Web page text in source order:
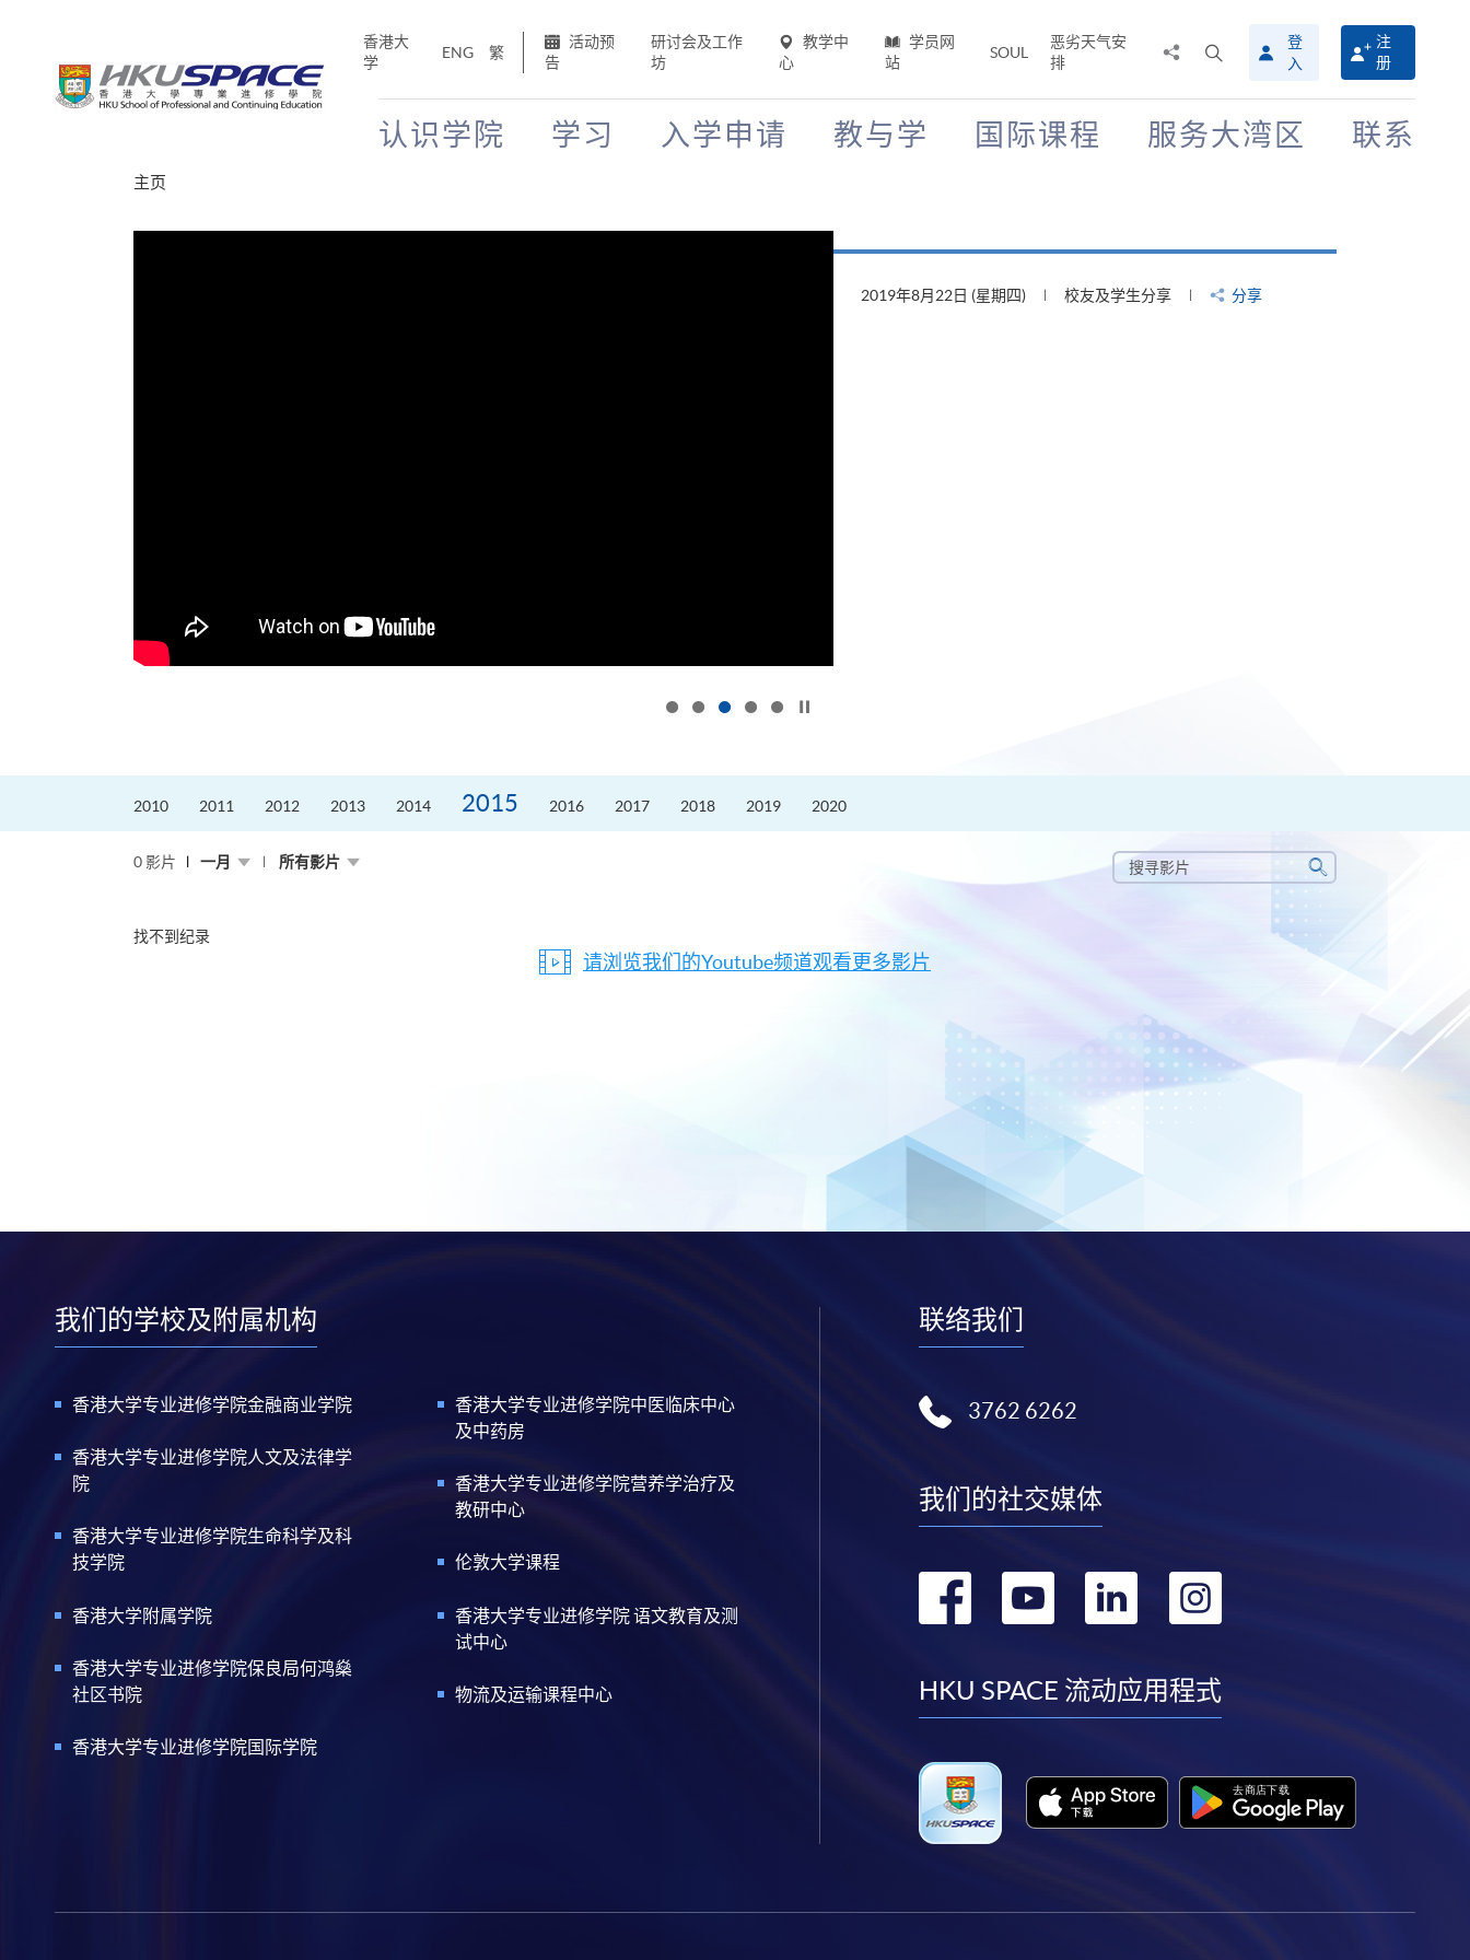
香港大
学
ENG 繁
活动预
告
研讨会及工作
坊
教学中
心
学员网
站
SOUL
恶劣天气安
排
搜
寻
介
登
入
注
册
认识学院 学习 入学申请 教与学 国际课程 服务大湾区 联系
主页
2019年8月22日 (星期四) 校友及学生分享 分享
2010 2011 2012 2013 2014 2015 2016 2017 2018 2019 2020
0 影片 一月 所有影片
搜
寻
搜
寻
找不到纪录
请浏览我们的Youtube频道观看更多影片
我们的学校及附属机构
香港大学专业进修学院金融商业学院
香港大学专业进修学院人文及法律学
院
香港大学专业进修学院生命科学及科
技学院
香港大学附属学院
香港大学专业进修学院保良局何鸿燊
社区书院
香港大学专业进修学院国际学院
香港大学专业进修学院中医临床中心
及中药房
香港大学专业进修学院营养学治疗及
教研中心
伦敦大学课程
香港大学专业进修学院 语文教育及测
试中心
物流及运输课程中心
联络我们
3762 6262
我们的社交媒体
转
facebook
转
youtube
转
linkedin
转
instagram
HKU SPACE 流动应用程式